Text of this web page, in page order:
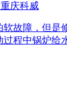
庆科威
故障，但是
过程中锅炉给